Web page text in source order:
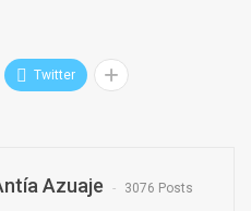
Twitter
Azuaje 3076 Posts